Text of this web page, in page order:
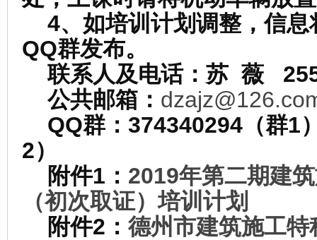
4、如培训计划调整，信
QQ群发布。
联系人及电话：苏 薇
公共邮箱：
QQ群：374340294（群1
2）
附件1： 2019年第二期建
（初次取证）培训计划
附件2： 德州市建筑施工